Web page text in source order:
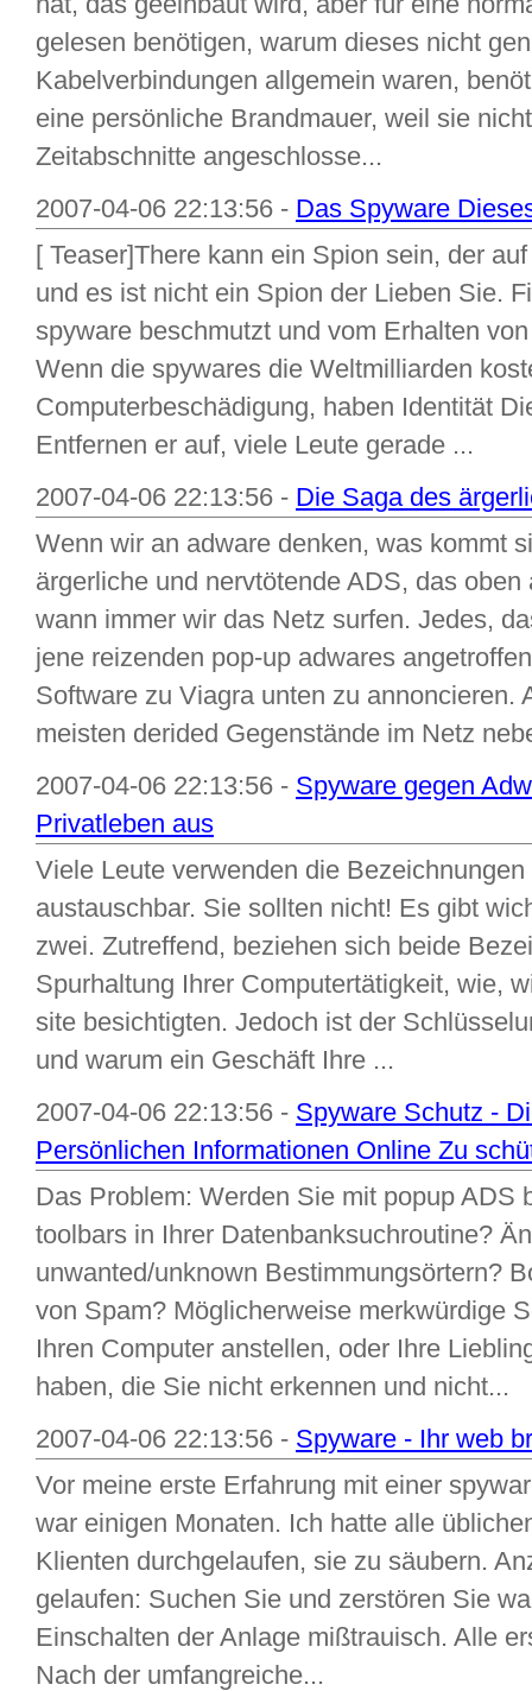
gelesen benötigen, warum dieses nicht
Kabelverbindungen allgemein waren,
eine persönliche Brandmauer, weil sie
Zeitabschnitte angeschlosse...
2007-04-06 22:13:56 - Das Spyware
[ Teaser]There kann ein Spion sein, der
und es ist nicht ein Spion der Lieben Sie.
spyware beschmutzt und vom Erhalten
Wenn die spywares die Weltmilliarden
Computerbeschädigung, haben Identität
Entfernen er auf, viele Leute gerade ...
2007-04-06 22:13:56 - Die Saga des
Wenn wir an adware denken, was kommt
ärgerliche und nervtötende ADS, das
wann immer wir das Netz surfen. Jedes,
jene reizenden pop-up adwares
Software zu Viagra unten zu annoncieren.
meisten derided Gegenstände im Netz
2007-04-06 22:13:56 - Spyware gegen
Privatleben aus
Viele Leute verwenden die
austauschbar. Sie sollten nicht! Es gibt
zwei. Zutreffend, beziehen sich beide
Spurhaltung Ihrer Computertätigkeit, wie,
site besichtigten. Jedoch ist der
und warum ein Geschäft Ihre ...
2007-04-06 22:13:56 - Spyware Schutz -
Persönlichen Informationen Online Zu
Das Problem: Werden Sie mit popup ADS
toolbars in Ihrer Datenbanksuchroutine?
unwanted/unknown Bestimmungsörtern?
von Spam? Möglicherweise merkwürdige
Ihren Computer anstellen, oder Ihre
haben, die Sie nicht erkennen und nicht...
2007-04-06 22:13:56 - Spyware - Ihr web
Vor meine erste Erfahrung mit einer
war einigen Monaten. Ich hatte alle
Klienten durchgelaufen, sie zu säubern.
gelaufen: Suchen Sie und zerstören Sie
Einschalten der Anlage mißtrauisch. Alle
Nach der umfangreiche...